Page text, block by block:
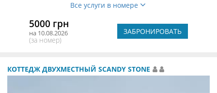
Все услуги в номере
5000 грн
на 10.08.2026
(за номер)
ЗАБРОНИРОВАТЬ
КОТТЕДЖ ДВУХМЕСТНЫЙ SCANDY STONE